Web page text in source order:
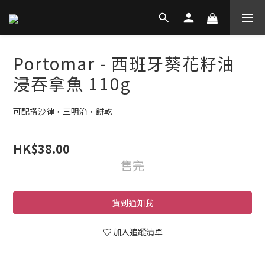
Portomar - 西班牙葵花籽油
浸吞拿魚 110g
可配搭沙律，三明治，餅乾
HK$38.00
售完
貨到通知我
加入追蹤清單